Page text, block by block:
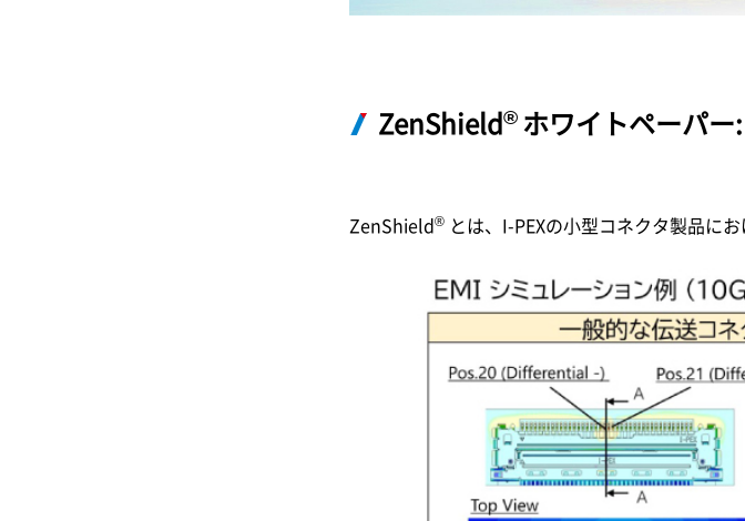
ZenShield®ホワイトペーパー
ZenShield® とは、 I-PEXの小型コネクタ製品に